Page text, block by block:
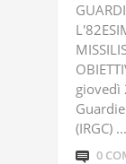
giovedì
(IRGC) ...
0